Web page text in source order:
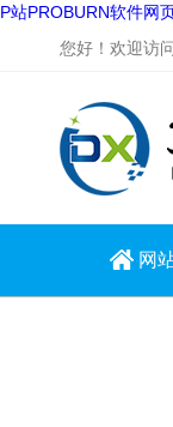
P站PROBURN软件网
您好！欢迎
网